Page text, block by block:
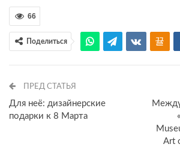
66
Поделиться
ПРЕД СТАТЬЯ
Для неё: дизайнерские
подарки к 8 Марта
Art